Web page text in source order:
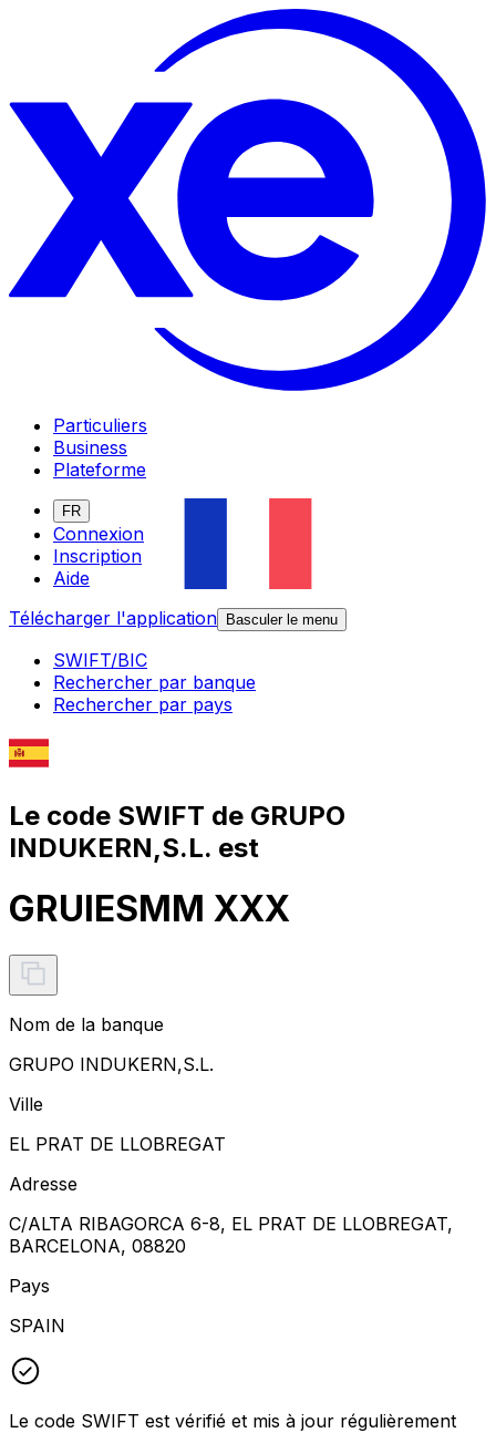
Particuliers
Business
Plateforme
FR
Connexion
Inscription
Aide
Télécharger l'application
Basculer le menu
SWIFT/BIC
Rechercher par banque
Rechercher par pays
Le code SWIFT de GRUPO
INDUKERN,S.L. est
GRUIESMM XXX
Nom de la banque
GRUPO INDUKERN,S.L.
Ville
EL PRAT DE LLOBREGAT
Adresse
C/ALTA RIBAGORCA 6-8, EL PRAT DE LLOBREGAT,
BARCELONA, 08820
Pays
SPAIN
Le code SWIFT est vérifié et mis à jour régulièrement